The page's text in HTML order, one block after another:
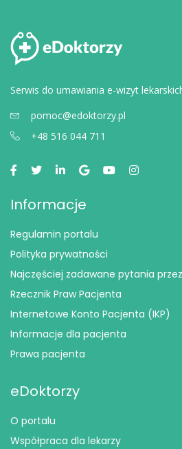
Serwis do umawiania e-wizyt
pomoc@edoktorzy.pl
+48 516 044 711
Informacje
Regulamin portalu
Polityka prywatności
Najczęściej zadawane pytania
Rzecznik Praw Pacjenta
Internetowe Konto Pacjenta (IKP)
Informacje dla pacjenta
Prawa pacjenta
eDoktorzy
O portalu
Współpraca dla lekarzy